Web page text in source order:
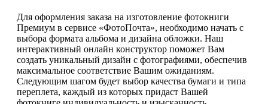
Для оформления заказа на изготовление фотокниги
Премиум в сервисе «ФотоПочта», необходимо начать с
выбора формата альбома и дизайна обложки. Наш
интерактивный онлайн конструктор поможет Вам
создать уникальный дизайн с фотографиями, обеспечив
максимальное соответствие Вашим ожиданиям.
Следующим шагом будет выбор качества бумаги и типа
переплета, каждый из которых придаст Вашей